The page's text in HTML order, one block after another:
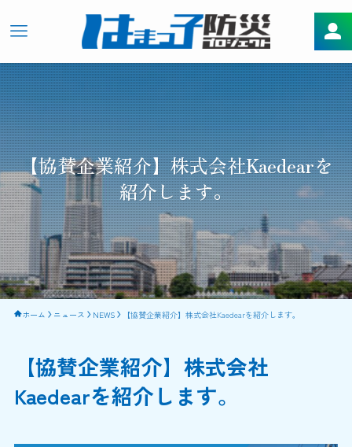
【協賛企業紹介】株式会社Kaedearを
紹介します。
ホーム ニュース NEWS 【協賛企業紹介】株式会社Kaedearを紹介します。
【協賛企業紹介】株式会社
Kaedearを紹介します。